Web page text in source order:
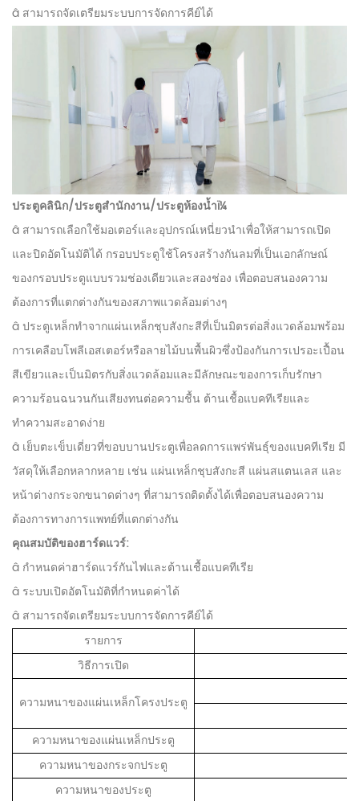
â สามารถจัดเตรียมระบบการจัดการคีย์ได้
ประตูคลินิก/ประตูสำนักงาน/ประตูห้องน้ำï¼
â สามารถเลือกใช้มอเตอร์และอุปกรณ์เหนี่ยวนำเพื่อให้สามารถเปิด
และปิดอัตโนมัติได้ กรอบประตูใช้โครงสร้างกันลมที่เป็นเอกลักษณ์
ของกรอบประตูแบบรวมช่องเดียวและสองช่อง เพื่อตอบสนองความ
ต้องการที่แตกต่างกันของสภาพแวดล้อมต่างๆ
â ประตูเหล็กทำจากแผ่นเหล็กชุบสังกะสีที่เป็นมิตรต่อสิ่งแวดล้อมพร้อม
การเคลือบโพลีเอสเตอร์หรือลายไม้บนพื้นผิวซึ่งป้องกันการเปรอะเปื้อน
สีเขียวและเป็นมิตรกับสิ่งแวดล้อมและมีลักษณะของการเก็บรักษา
ความร้อนฉนวนกันเสียงทนต่อความชื้น ต้านเชื้อแบคทีเรียและ
ทำความสะอาดง่าย
â เย็บตะเข็บเดี่ยวที่ขอบบานประตูเพื่อลดการแพร่พันธุ์ของแบคทีเรีย มี
วัสดุให้เลือกหลากหลาย เช่น แผ่นเหล็กชุบสังกะสี แผ่นสแตนเลส และ
หน้าต่างกระจกขนาดต่างๆ ที่สามารถติดตั้งได้เพื่อตอบสนองความ
ต้องการทางการแพทย์ที่แตกต่างกัน
คุณสมบัติของฮาร์ดแวร์:
â กำหนดค่าฮาร์ดแวร์กันไฟและต้านเชื้อแบคทีเรีย
â ระบบเปิดอัตโนมัติที่กำหนดค่าได้
â สามารถจัดเตรียมระบบการจัดการคีย์ได้
รายการ
วิธีการเปิด
ความหนาของแผ่นเหล็กโครงประตู
ความหนาของแผ่นเหล็กประตู
ความหนาของกระจกประตู
ความหนาของประตู